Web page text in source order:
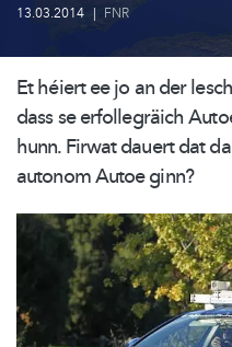
13.03.2014 | FNR
Et héiert ee jo an der
dass seerfollegräich
hunn. Firwat dauert dat
autonom Autoe ginn?